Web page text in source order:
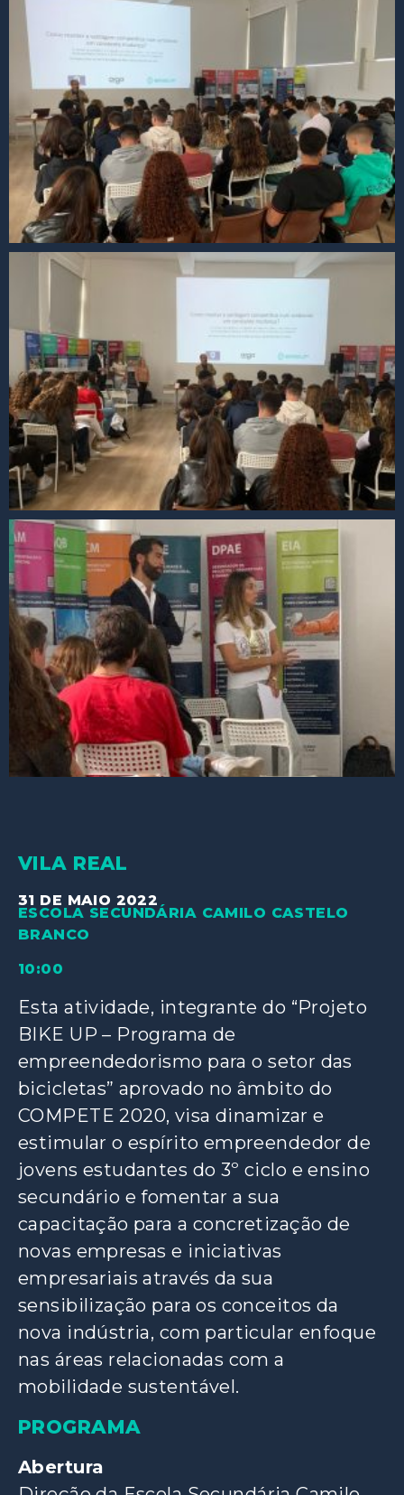
VILA REAL
31 DE MAIO 2022
ESCOLA SECUNDÁRIA CAMILO CASTELO
BRANCO
10:00
Esta atividade, integrante do “Projeto
BIKE UP – Programa de
empreendedorismo para o setor das
bicicletas” aprovado no âmbito do
COMPETE 2020, visa dinamizar e
estimular o espírito empreendedor de
jovens estudantes do 3º ciclo e ensino
secundário e fomentar a sua
capacitação para a concretização de
novas empresas e iniciativas
empresariais através da sua
sensibilização para os conceitos da
nova indústria, com particular enfoque
nas áreas relacionadas com a
mobilidade sustentável.
PROGRAMA
Abertura